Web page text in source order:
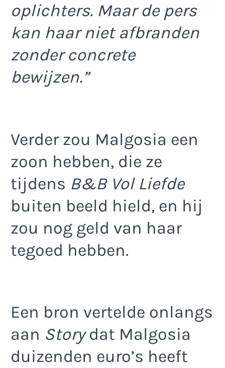
oplichters. Maar de pers
kan haar niet afbranden
zonder concrete
bewijzen.”
Verder zou Malgosia een
zoon hebben, die ze
tijdens B&B Vol Liefde
buiten beeld hield, en hij
zou nog geld van haar
tegoed hebben.
Een bron vertelde onlangs
aan Storydat Malgosia
duizenden euro’s heeft